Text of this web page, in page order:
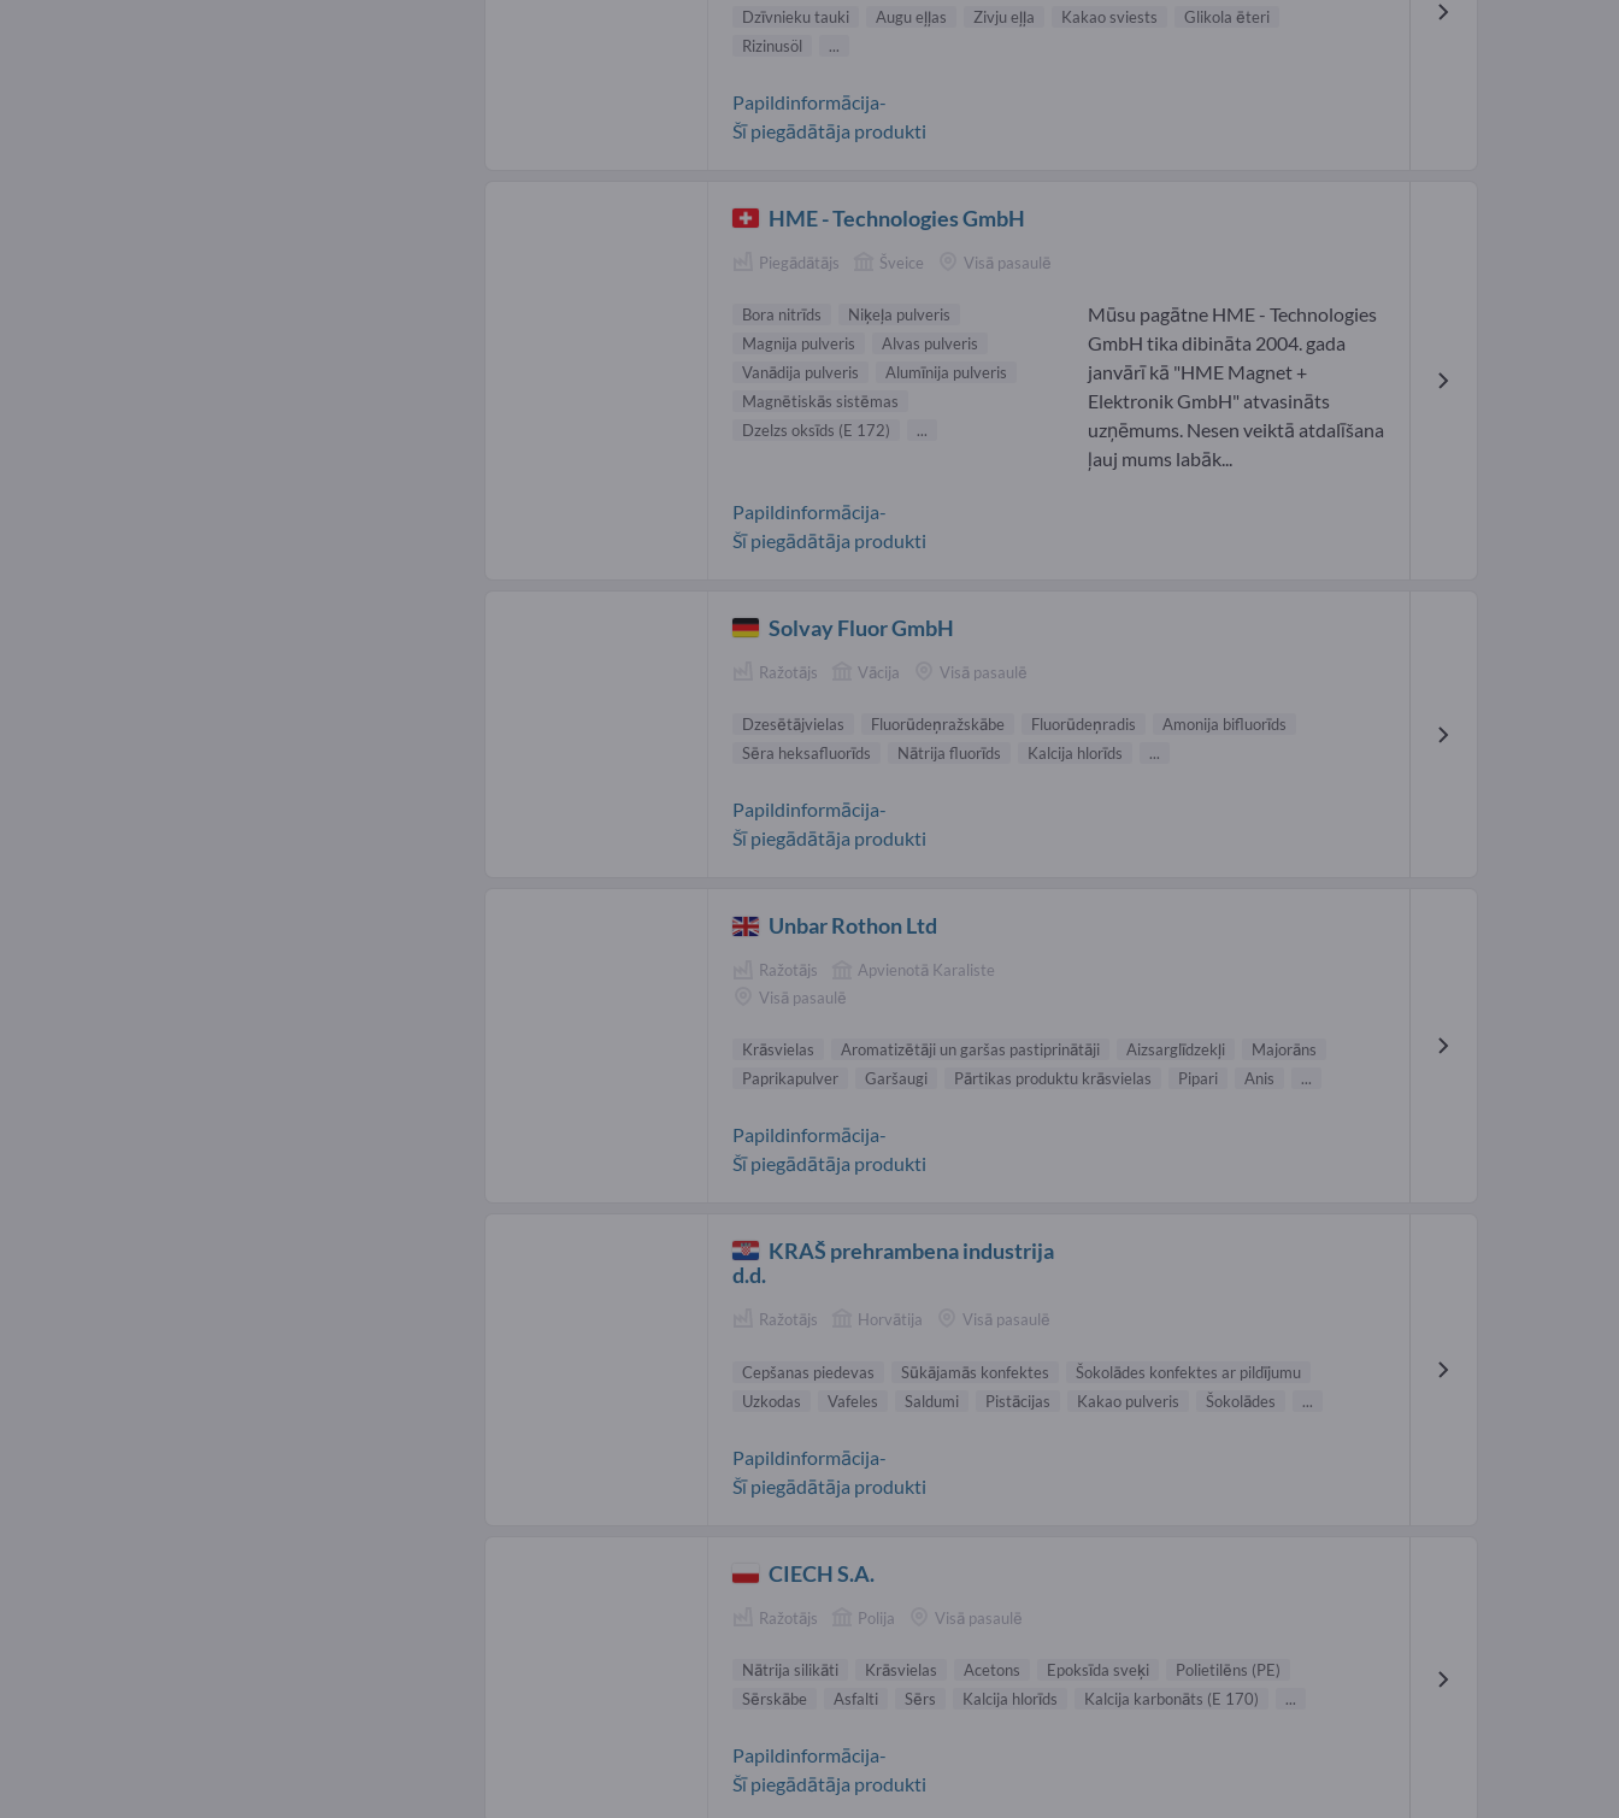
Dzīvnieku tauki
Augu eļļas Zivju eļļa Kakao sviests
Glikola ēteri
Rizinusöl
...
Papildinformācija-
Šī piegādātāja produkti
HME - Technologies GmbH
Piegādātājs Šveice Visā pasaulē
Bora nitrīds
Niķeļa pulveris
Magnija pulveris
Alvas pulveris
Vanādija pulveris
Alumīnija pulveris
Magnētiskās sistēmas
Dzelzs oksīds (E 172)
...
Mūsu pagātne HME - Technologies
GmbH tika dibināta 2004. gada
janvārī kā "HME Magnet +
Elektronik GmbH" atvasināts
uzņēmums. Nesen veiktā atdalīšana
ļauj mums labāk...
Papildinformācija-
Šī piegādātāja produkti
Solvay Fluor GmbH
Ražotājs Vācija Visā pasaulē
Dzesētājvielas Fluorūdeņražskābe Fluorūdeņradis
Amonija bifluorīds
Sēra heksafluorīds
Nātrija fluorīds Kalcija hlorīds ...
Papildinformācija-
Šī piegādātāja produkti
Unbar Rothon Ltd
Ražotājs
Apvienotā Karaliste
Visā pasaulē
Krāsvielas Aromatizētāji un garšas pastiprinātāji Aizsarglīdzekļi
Majorāns
Paprikapulver
Garšaugi Pārtikas produktu krāsvielas Pipari Anis ...
Papildinformācija-
Šī piegādātāja produkti
KRAŠ prehrambena industrija
d.d.
Ražotājs Horvātija Visā pasaulē
Cepšanas piedevas Sūkājamās konfektes
Šokolādes konfektes ar pildījumu
Uzkodas
Vafeles Saldumi Pistācijas Kakao pulveris Šokolādes ...
Papildinformācija-
Šī piegādātāja produkti
CIECH S.A.
Ražotājs Polija Visā pasaulē
Nātrija silikāti Krāsvielas Acetons Epoksīda sveķi
Polietilēns (PE)
Sērskābe
Asfalti Sērs Kalcija hlorīds Kalcija karbonāts (E 170) ...
Papildinformācija-
Šī piegādātāja produkti